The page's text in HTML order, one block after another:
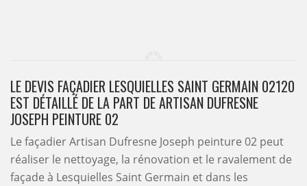
LE DEVIS FAÇADIER LESQUIELLES SAINT GERMAIN 02120
EST DÉTAILLÉ DE LA PART DE ARTISAN DUFRESNE
JOSEPH PEINTURE 02
Le façadier Artisan Dufresne Joseph peinture 02 peut
réaliser le nettoyage, la rénovation et le ravalement de
façade à Lesquielles Saint Germain et dans les